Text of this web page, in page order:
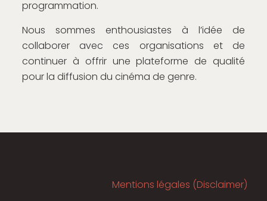
programmation.
Nous sommes enthousiastes à l’idée de
collaborer avec ces organisations et de
continuer à offrir une plateforme de qualité
pour la diffusion du cinéma de genre.
Mentions légales (Disclaimer)